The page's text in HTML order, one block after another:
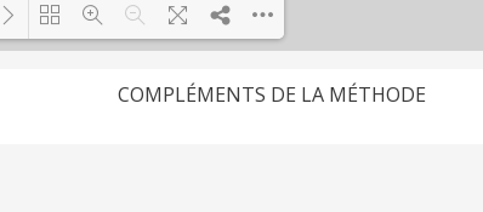
Loading PDF 88% ...COMPLÉMENTS DE LA MÉTHODE